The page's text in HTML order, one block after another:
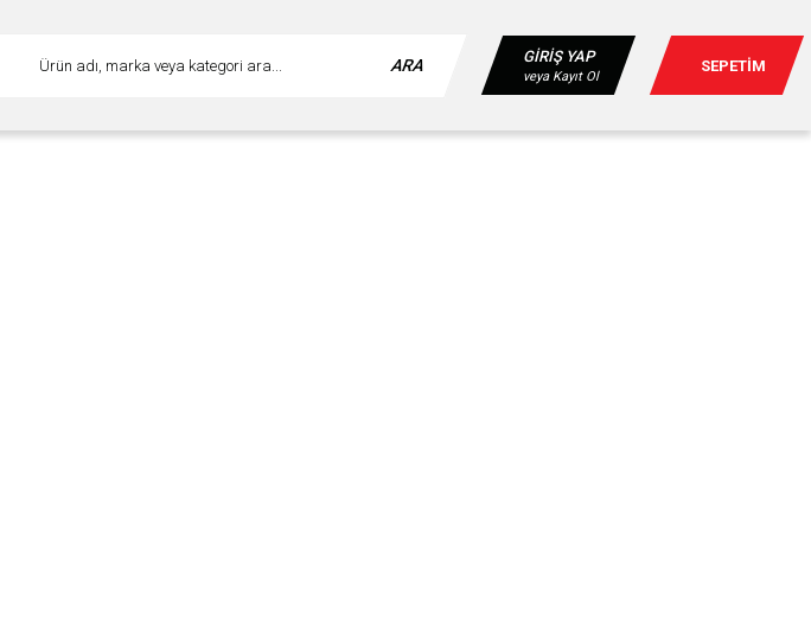
ARA GİRİŞ YAP
veya Kayıt Ol
SEPETİM